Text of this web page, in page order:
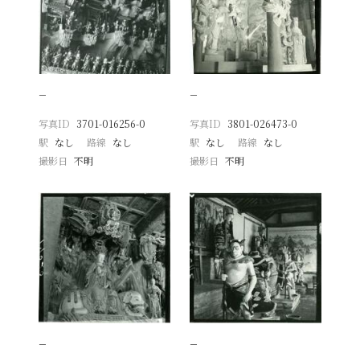
−
写真ID 3701-016256-0
駅 なし 路線 なし
撮影日
不明
−
写真ID 3801-026473-0
駅 なし 路線 なし
撮影日 不明
− −